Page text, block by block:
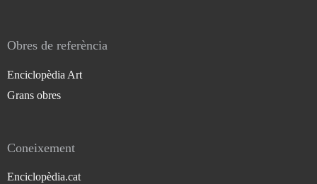
Obres de referència
Enciclopèdia Art
Grans obres
Coneixement
Enciclopèdia.cat